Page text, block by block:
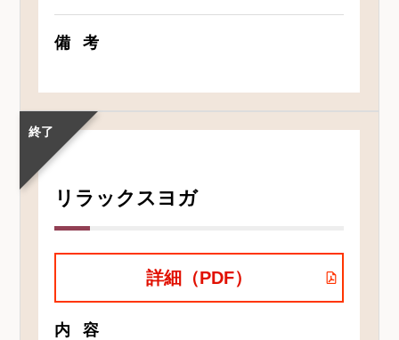
備考
終了
リラックスヨガ
詳細（PDF）
内容